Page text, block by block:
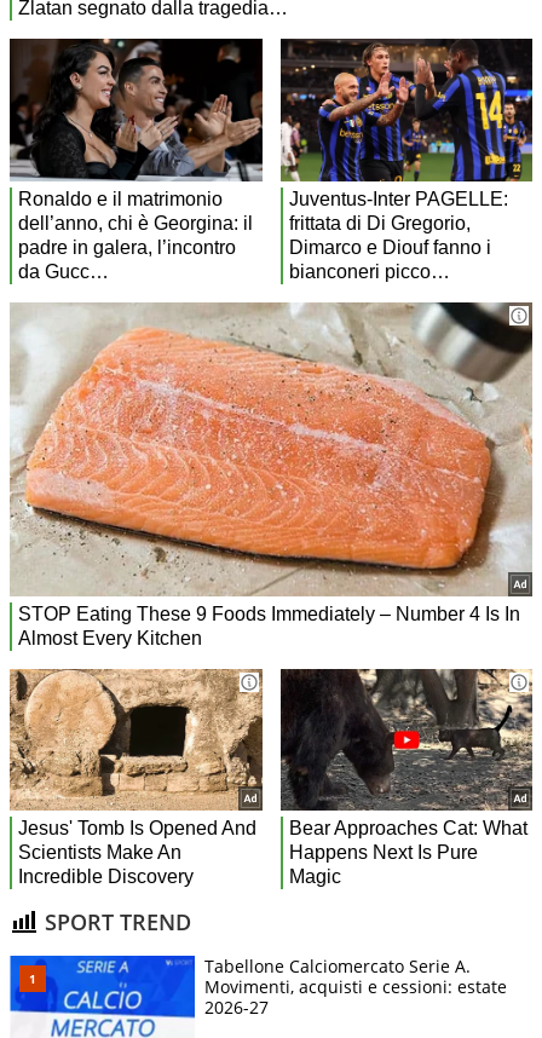
SPORT TREND
Tabellone Calciomercato Serie A.
Movimenti, acquisti e cessioni: estate
2026-27